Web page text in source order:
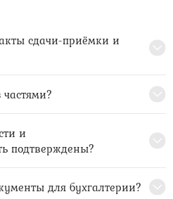
сдачи-приёмки и
и
подтверждены?
для бухгалтерии?